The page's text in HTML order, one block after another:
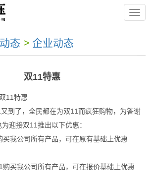
导
航
态 > 企业动态
双11特惠
惠
了，全民都在为双11而疯狂购物，为答谢
迎接双11推出以下优惠：
我公司所有产品，可在原有基础上优惠
买我公司所有产品，可在报价基础上优惠